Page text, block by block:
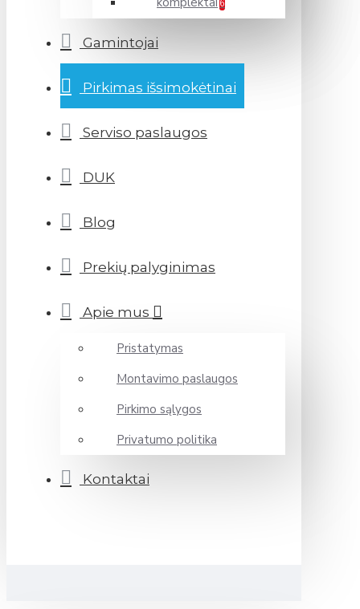
6
Gamintojai
Pirkimas išsimokėtinai
Serviso paslaugos
DUK
Blog
Prekių palyginimas
Apie mus
Pristatymas
Montavimo paslaugos
Pirkimo sąlygos
Privatumo politika
Kontaktai